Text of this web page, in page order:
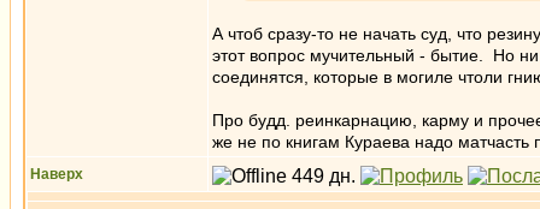
А чтоб сразу-то не начать суд, что
этот вопрос мучительный - бытие. Но ни
соединятся, которые в могиле чтоли
Про будд. реинкарнацию, карму и
же не по книгам Кураева надо
Наверх